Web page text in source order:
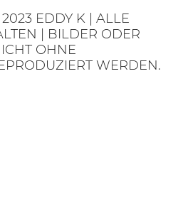
EDDY K | ALLE
| BILDER ODER
OHNE
WERDEN.